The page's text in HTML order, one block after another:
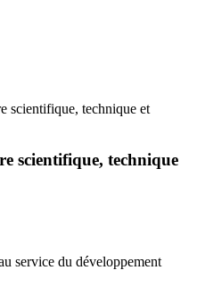
scientifique, technique et
scientifique, technique
service du développement